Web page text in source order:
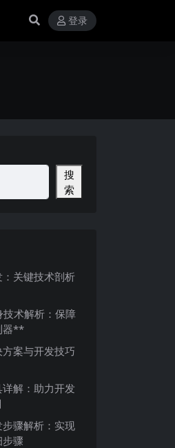
登录
搜
索
关键技术剖析
术解析：保障
器**
案与开发技巧
解：助力开发
骤解析：实现
骤